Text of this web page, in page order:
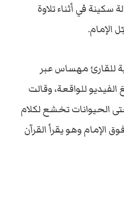
سكينة في أثناء تلاوة
الإمام.
للقارئ مهساس عبر
للواقعة، وقالت
الحيوانات تخشع لكلام
الإمام وهو يقرأ القرآن